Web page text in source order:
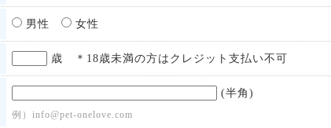
男性 女性
歳 ＊18歳未満の方はクレジット支払い不可
(半角)
例）info@pet-onelove.com